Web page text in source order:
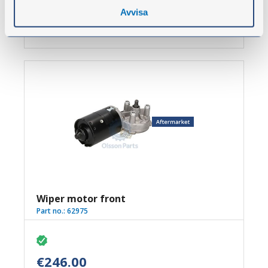
Avvisa
Buy
Wiper motor front
Part no.: 62975
€246.00